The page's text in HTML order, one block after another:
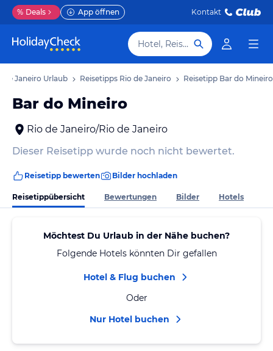
% Deals App öffnen Kontakt
Hotel, Reiseziel
de Janeiro Urlaub Reisetipps Rio de Janeiro Reisetipp Bar do Mineiro
Bar do Mineiro
Rio de Janeiro/Rio de Janeiro
Dieser Reisetipp wurde noch nicht bewertet.
Reisetipp bewerten Bilder hochladen
Reisetippübersicht Bewertungen Bilder Hotels
Möchtest Du Urlaub in der Nähe buchen?
Folgende Hotels könnten Dir gefallen
Hotel & Flug buchen
Oder
Nur Hotel buchen